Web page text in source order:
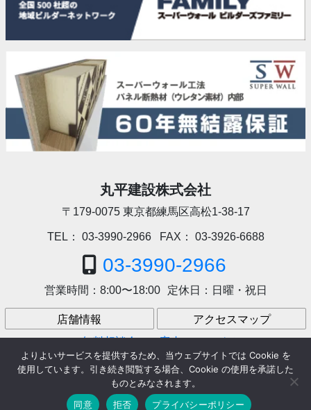
Facebook
Mastodon
Email
共
丸平建設株式会社
〒179-0075 東京都練馬区高松1-38-17
TEL： 03-3990-2966 FAX： 03-3926-6688
03-3990-2966
営業時間： 8:00〜18:00 定休日： 日曜・祝日
店舗情報
アクセスマップ
無料相談会のご案内
アクセス
Copyright © 丸平建設株式会社 All rights resereved.
よりよいサービスを提供するため、当ウェブサイトでは Cookie を
使用しています。引き続き閲覧する場合、Cookie の使用を承諾した
ものとみなされます。
同意
拒否 プライバシーポリシー